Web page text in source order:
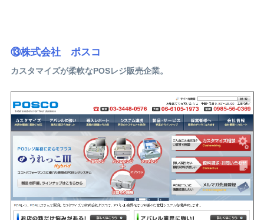
⑬株式会社 ポスコ
カスタマイズが柔軟なPOSレジ販売企業。